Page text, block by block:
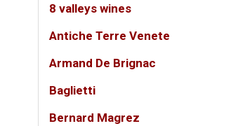
8 valleys wines
Antiche Terre Venete
Armand De Brignac
Baglietti
Bernard Magrez